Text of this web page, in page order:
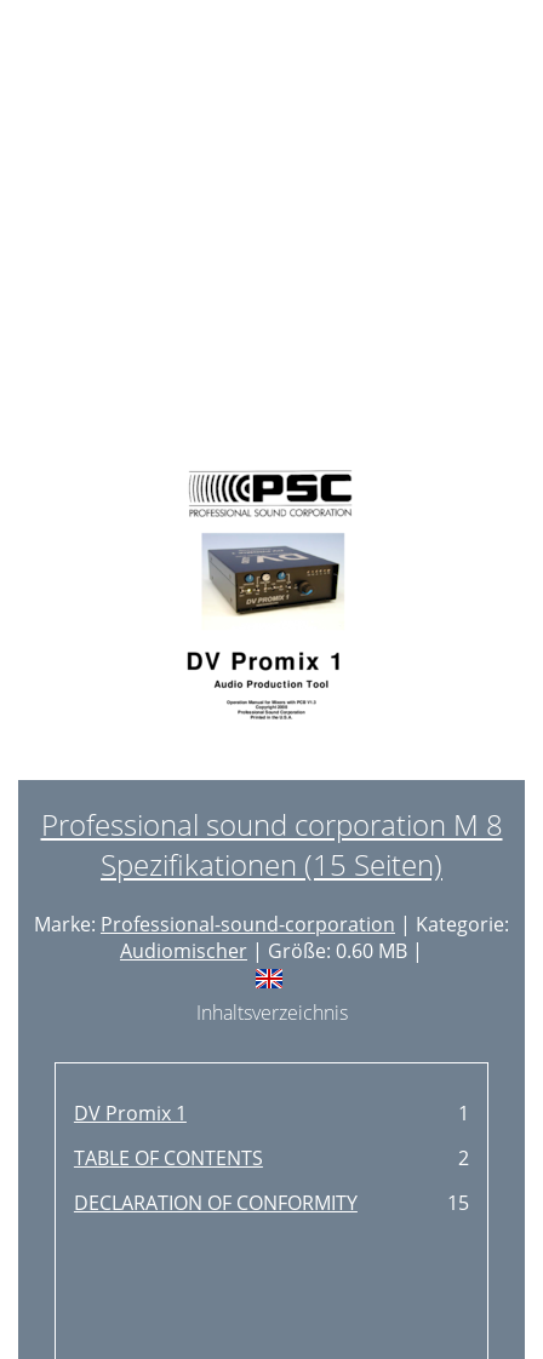
Professional sound corporation M 8
Spezifikationen (15 Seiten)
Marke: Professional-sound-corporation | Kategorie:
Audiomischer | Größe: 0.60 MB |
Inhaltsverzeichnis
DV Promix 1
1
TABLE OF CONTENTS
2
DECLARATION OF CONFORMITY
15